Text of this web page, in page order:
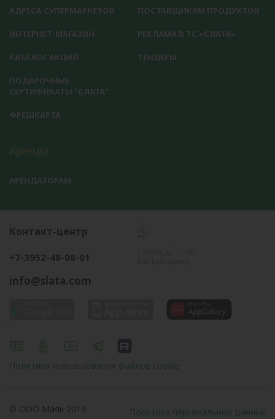
АДРЕСА СУПЕРМАРКЕТОВ
ИНТЕРНЕТ-МАГАЗИН
КАТАЛОГ АКЦИЙ
ПОДАРОЧНЫЕ
СЕРТИФИКАТЫ "СЛАТА"
ФРЕШКАРТА
ПОСТАВЩИКАМ ПРОДУКТОВ
РЕКЛАМА В ТС «СЛАТА»
ТЕНДЕРЫ
АРЕНДАТОРАМ
Контакт-центр
+7-3952-48-08-01
info@slata.com
Политика использования файлов cookie
© OOO Маяк 2019 Политика персональных данных